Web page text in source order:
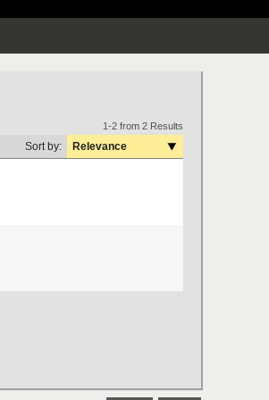
1-2 from 2 Results
Sort by: Relevance